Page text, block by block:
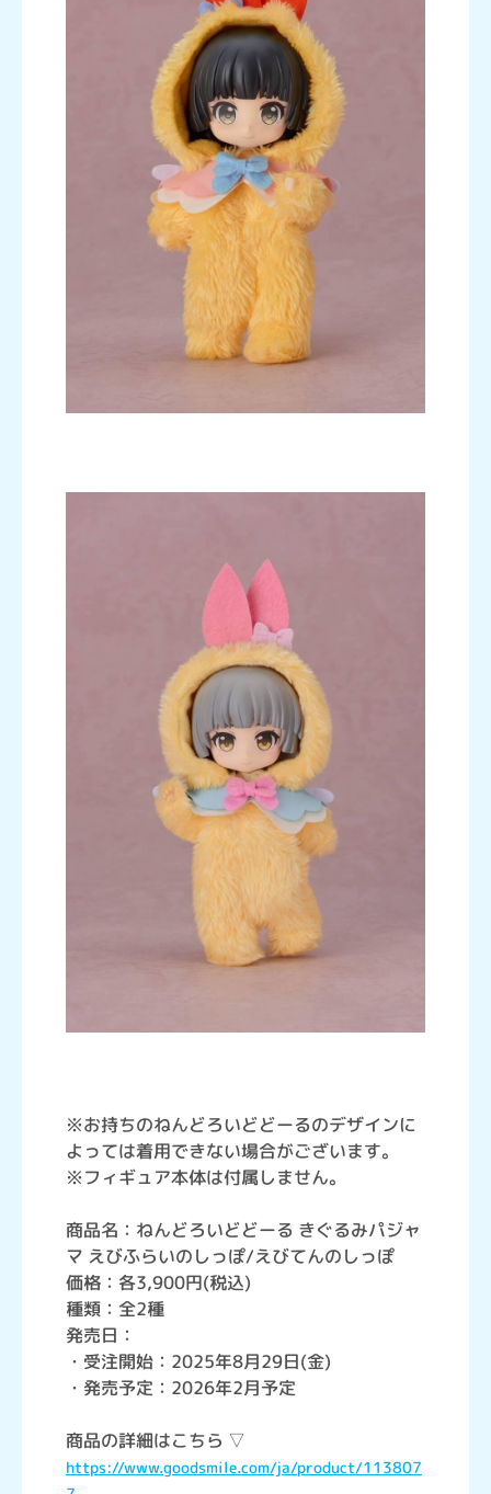
※お持ちのねんどろいどどーるのデザインに
よっては着用できない場合がございます。
※フィギュア本体は付属しません。
商品名：ねんどろいどどーる きぐるみパジャ
マ えびふらいのしっぽ/えびてんのしっぽ
価格：各3,900円(税込)
種類：全2種
発売日：
・受注開始：2025年8月29日(金)
・発売予定：2026年2月予定
商品の詳細はこちら ▽
https://www.goodsmile.com/ja/product/113807